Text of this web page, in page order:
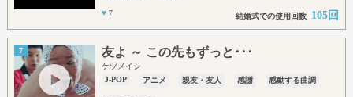
♥ 7 結婚式での使用回数 105回
7 友よ ～ この先もずっと･･･
ケツメイシ
J-POP
アニメ 親友・友人 感謝 感動する曲調